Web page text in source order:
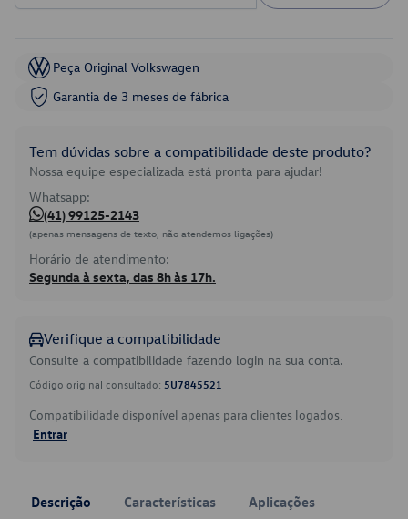
Peça Original Volkswagen
Garantia de 3 meses de fábrica
Tem dúvidas sobre a compatibilidade deste produto?
Nossa equipe especializada está pronta para ajudar!
Whatsapp:
(41) 99125-2143
(apenas mensagens de texto, não atendemos ligações)
Horário de atendimento:
Segunda à sexta, das 8h às 17h.
Verifique a compatibilidade
Consulte a compatibilidade fazendo login na sua conta.
Código original consultado: 5U7845521
Compatibilidade disponível apenas para clientes logados.
Entrar
Descrição Características Aplicações